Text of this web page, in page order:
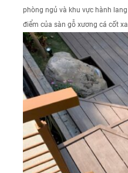
phòng ngủ và khu vực hành
điểm của sàn gỗ xương cá cốt